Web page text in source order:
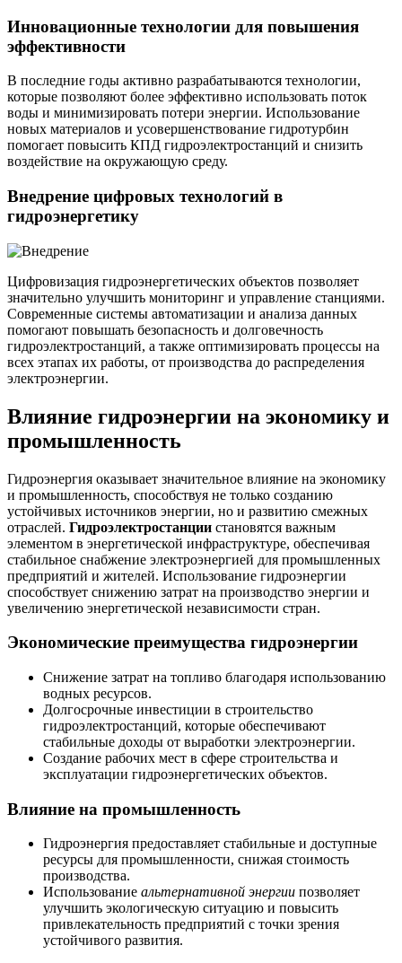
Инновационные технологии для повышения
эффективности
В последние годы активно разрабатываются технологии,
которые позволяют более эффективно использовать поток
воды и минимизировать потери энергии. Использование
новых материалов и усовершенствование гидротурбин
помогает повысить КПД гидроэлектростанций и снизить
воздействие на окружающую среду.
Внедрение цифровых технологий в
гидроэнергетику
Цифровизация гидроэнергетических объектов позволяет
значительно улучшить мониторинг и управление станциями.
Современные системы автоматизации и анализа данных
помогают повышать безопасность и долговечность
гидроэлектростанций, а также оптимизировать процессы на
всех этапах их работы, от производства до распределения
электроэнергии.
Влияние гидроэнергии на экономику и
промышленность
Гидроэнергия оказывает значительное влияние на экономику
и промышленность, способствуя не только созданию
устойчивых источников энергии, но и развитию смежных
отраслей. Гидроэлектростанции становятся важным
элементом в энергетической инфраструктуре, обеспечивая
стабильное снабжение электроэнергией для промышленных
предприятий и жителей. Использование гидроэнергии
способствует снижению затрат на производство энергии и
увеличению энергетической независимости стран.
Экономические преимущества гидроэнергии
Снижение затрат на топливо благодаря использованию
водных ресурсов.
Долгосрочные инвестиции в строительство
гидроэлектростанций, которые обеспечивают
стабильные доходы от выработки электроэнергии.
Создание рабочих мест в сфере строительства и
эксплуатации гидроэнергетических объектов.
Влияние на промышленность
Гидроэнергия предоставляет стабильные и доступные
ресурсы для промышленности, снижая стоимость
производства.
Использование альтернативной энергии позволяет
улучшить экологическую ситуацию и повысить
привлекательность предприятий с точки зрения
устойчивого развития.